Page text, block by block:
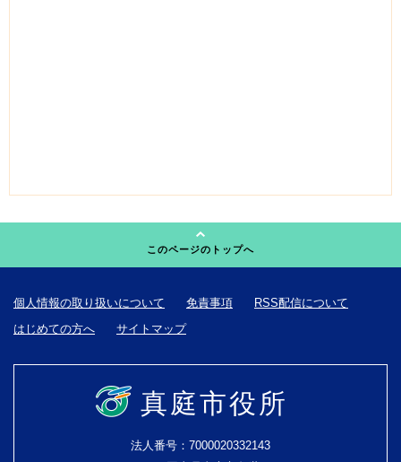
このページのトップへ
個人情報の取り扱いについて 免責事項
RSS配信について
はじめての方へ
サイトマップ
真庭市役所
法人番号：7000020332143